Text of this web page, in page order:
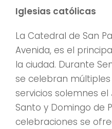
Iglesias católicas
La Catedral de San
Avenida, es el
la ciudad. Durante
se celebran múltiples
servicios solemnes el
Santo y Domingo de
celebraciones se